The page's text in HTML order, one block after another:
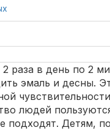
раза в день по 2
эмаль и десны.
людей
подходят. Детям,